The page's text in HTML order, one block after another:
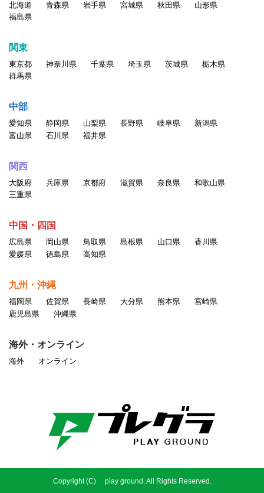
北海道 青森県 岩手県 宮城県 秋田県
山形県
福島県
関東
東京都 神奈川県 千葉県 埼玉県 茨城県
栃木県
群馬県
中部
愛知県 静岡県 山梨県 長野県 岐阜県
新潟県
富山県
石川県 福井県
関西
大阪府 兵庫県 京都府 滋賀県 奈良県
和歌山県
三重県
中国・四国
広島県 岡山県 鳥取県 島根県 山口県
香川県
愛媛県
徳島県 高知県
九州・沖縄
福岡県 佐賀県 長崎県 大分県 熊本県
宮崎県
鹿児島県
沖縄県
海外・オンライン
海外 オンライン
Copyright (C) play ground. All Rights Reserved.